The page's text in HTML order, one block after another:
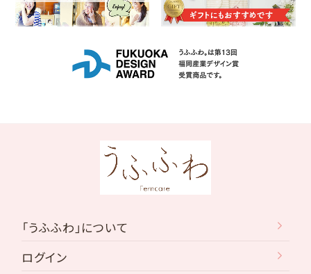
「うふふわ」について
ログイン